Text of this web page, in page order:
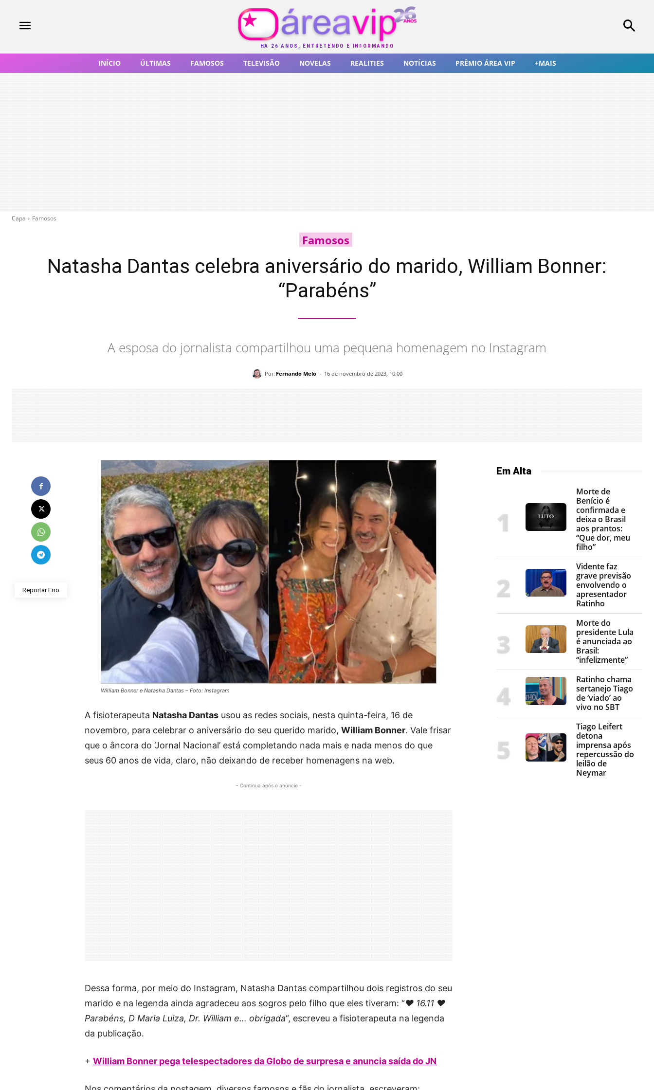
HÁ 26 ANOS, ENTRETENDO E INFORMANDO
INÍCIO ÚLTIMAS FAMOSOS TELEVISÃO NOVELAS REALITIES NOTÍCIAS PRÊMIO ÁREA VIP +MAIS
Capa Famosos
Famosos
Natasha Dantas celebra aniversário do marido, William Bonner:
“Parabéns”
A esposa do jornalista compartilhou uma pequena homenagem no Instagram
Por: Fernando Melo - 16 de novembro de 2023, 10:00
Reportar Erro
William Bonner e Natasha Dantas – Foto: Instagram
A fisioterapeuta Natasha Dantas usou as redes sociais, nesta quinta-feira, 16 de
novembro, para celebrar o aniversário do seu querido marido, William Bonner. Vale frisar
que o âncora do ‘Jornal Nacional’ está completando nada mais e nada menos do que
seus 60 anos de vida, claro, não deixando de receber homenagens na web.
- Continua após o anúncio -
Dessa forma, por meio do Instagram, Natasha Dantas compartilhou dois registros do seu
marido e na legenda ainda agradeceu aos sogros pelo filho que eles tiveram: “❤️ 16.11 ❤️
Parabéns, D Maria Luiza, Dr. William e… obrigada“, escreveu a fisioterapeuta na legenda
da publicação.
+ William Bonner pega telespectadores da Globo de surpresa e anuncia saída do JN
Em Alta
Morte de
Benício é
confirmada e
deixa o Brasil
aos prantos:
“Que dor, meu
filho”
Vidente faz
grave previsão
envolvendo o
apresentador
Ratinho
Morte do
presidente Lula
é anunciada ao
Brasil:
“infelizmente”
Ratinho chama
sertanejo Tiago
de ‘viado’ ao
vivo no SBT
Tiago Leifert
detona
imprensa após
repercussão do
leilão de
Neymar